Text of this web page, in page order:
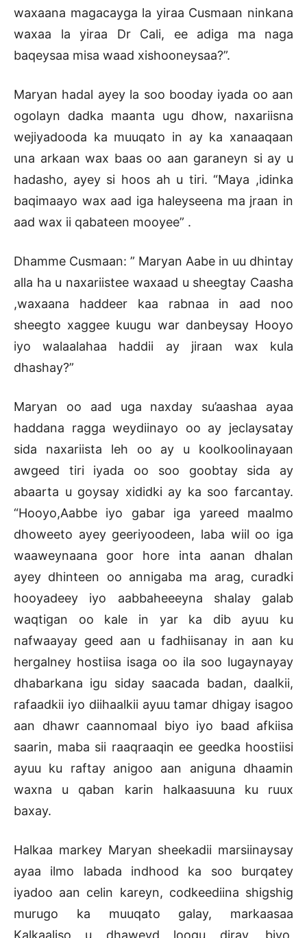
waxaana magacayga la yiraa Cusmaan ninkana
waxaa la yiraa Dr Cali, ee adiga ma naga
baqeysaa misa waad xishooneysaa?”.
Maryan hadal ayey la soo booday iyada oo aan
ogolayn dadka maanta ugu dhow, naxariisna
wejiyadooda ka muuqato in ay ka xanaaqaan
una arkaan wax baas oo aan garaneyn si ay u
hadasho, ayey si hoos ah u tiri. “Maya ,idinka
baqimaayo wax aad iga haleyseena ma jraan in
aad wax ii qabateen mooyee” .
Dhamme Cusmaan: ” Maryan Aabe in uu dhintay
alla ha u naxariistee waxaad u sheegtay Caasha
,waxaana haddeer kaa rabnaa in aad noo
sheegto xaggee kuugu war danbeysay Hooyo
iyo walaalahaa haddii ay jiraan wax kula
dhashay?”
Maryan oo aad uga naxday su’aashaa ayaa
haddana ragga weydiinayo oo ay jeclaysatay
sida naxariista leh oo ay u koolkoolinayaan
awgeed tiri iyada oo soo goobtay sida ay
abaarta u goysay xididki ay ka soo farcantay.
“Hooyo,Aabbe iyo gabar iga yareed maalmo
dhoweeto ayey geeriyoodeen, laba wiil oo iga
waaweynaana goor hore inta aanan dhalan
ayey dhinteen oo annigaba ma arag, curadki
hooyadeey iyo aabbaheeeyna shalay galab
waqtigan oo kale in yar ka dib ayuu ku
nafwaayay geed aan u fadhiisanay in aan ku
hergalney hostiisa isaga oo ila soo lugaynayay
dhabarkana igu siday saacada badan, daalkii,
rafaadkii iyo diihaalkii ayuu tamar dhigay isagoo
aan dhawr caannomaal biyo iyo baad afkiisa
saarin, maba sii raaqraaqin ee geedka hoostiisi
ayuu ku raftay anigoo aan aniguna dhaamin
waxna u qaban karin halkaasuuna ku ruux
baxay.
Halkaa markey Maryan sheekadii marsiinaysay
ayaa ilmo labada indhood ka soo burqatey
iyadoo aan celin kareyn, codkeediina shigshig
murugo ka muuqato galay, markaasaa
Kalkaaliso u dhaweyd loogu diray, biyo,